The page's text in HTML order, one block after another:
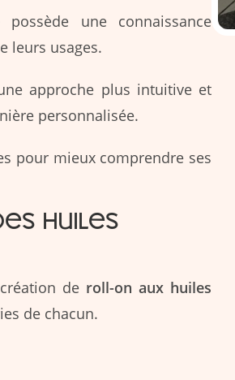
une connaissance
leurs usages.
approche plus intuitive et
personnalisée.
pour mieux comprendre ses
huiles
de roll-on aux huiles
de chacun.